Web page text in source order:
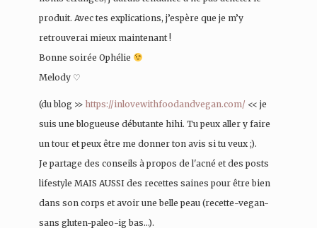
produit. Avec tes explications, j’espère que je m’y
retrouverai mieux maintenant !
Bonne soirée Ophélie
Melody ♡
(du blog >> https://inlovewithfoodandvegan.com/ << je
suis une blogueuse débutante hihi. Tu peux aller y faire
un tour et peux être me donner ton avis si tu veux ;).
Je partage des conseils à propos de l'acné et des posts
lifestyle MAIS AUSSI des recettes saines pour être bien
dans son corps et avoir une belle peau (recette-vegan-
sans gluten-paleo-ig bas…).